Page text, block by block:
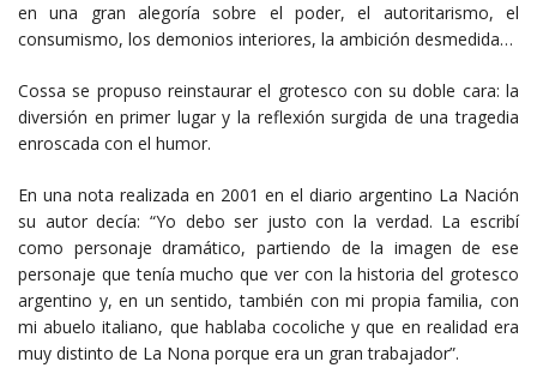
en una gran alegoría sobre el poder, el autoritarismo, el
consumismo, los demonios interiores, la ambición desmedida…
Cossa se propuso reinstaurar el grotesco con su doble cara: la
diversión en primer lugar y la reflexión surgida de una tragedia
enroscada con el humor.
En una nota realizada en 2001 en el diario argentino La Nación
su autor decía: “Yo debo ser justo con la verdad. La escribí
como personaje dramático, partiendo de la imagen de ese
personaje que tenía mucho que ver con la historia del grotesco
argentino y, en un sentido, también con mi propia familia, con
mi abuelo italiano, que hablaba cocoliche y que en realidad era
muy distinto de La Nona porque era un gran trabajador”.